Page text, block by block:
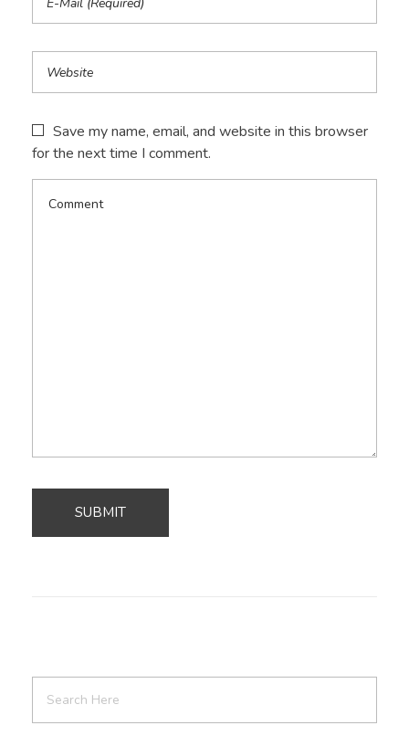
Save my name, email, and website in this browser
for the next time I comment.